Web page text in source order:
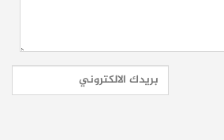
داخل مؤسسة تعليمية في
الجابية).
إعادة توقيف ممنهجة في دير